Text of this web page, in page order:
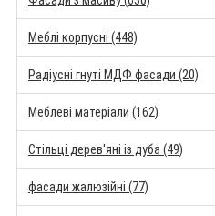
Меблі корпусні (448)
Радіусні гнуті МДФ фасади (20)
Меблеві матеріали (162)
Стільці дерев'яні із дуба (49)
фасади жалюзійні (77)